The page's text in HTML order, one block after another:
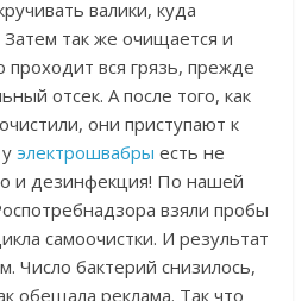
валики, куда
Затем так же очищается и
проходит вся грязь, прежде
отсек. А после того, как
они приступают к
уэлектрошвабры есть не
и дезинфекция! По нашей
взяли пробы
самоочистки. И результат
Число бактерий снизилось,
обещала реклама. Так что